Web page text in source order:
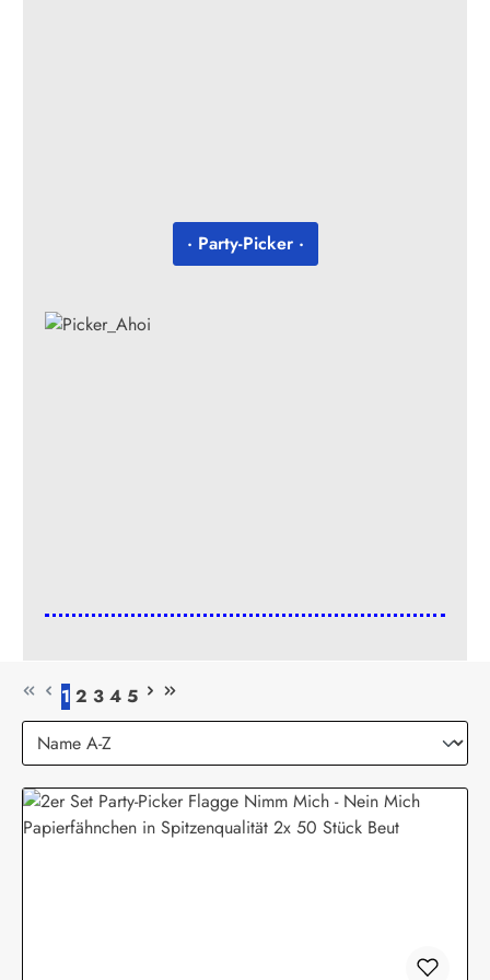
· Party-Picker ·
Seite
1 Seite
2 Seite
3 Seite
4 Seite
5